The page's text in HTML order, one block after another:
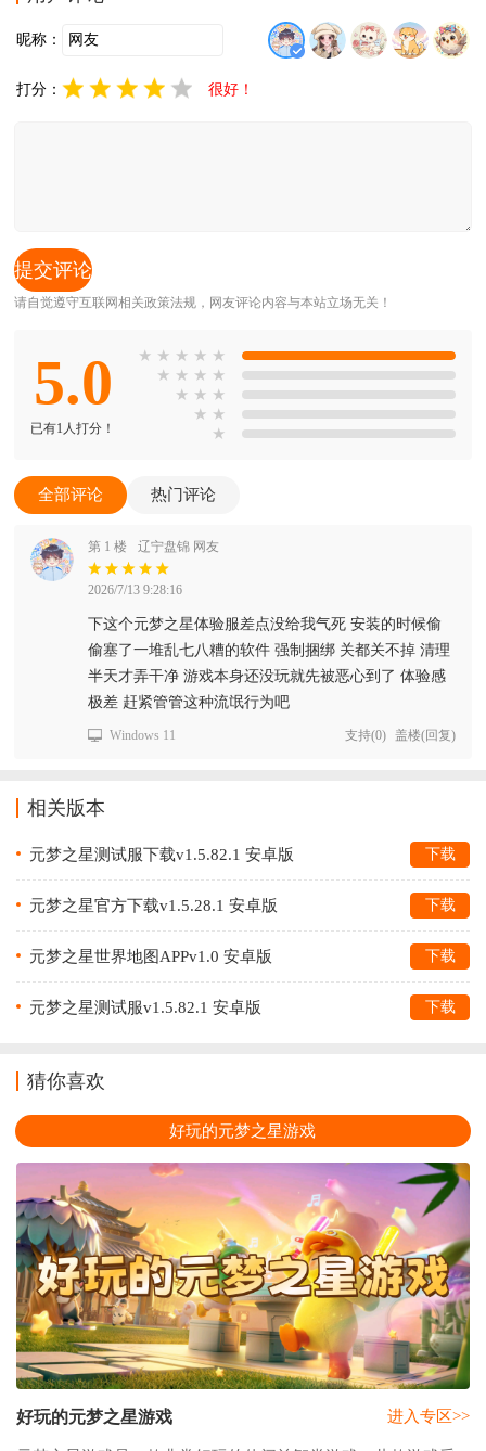
昵称：
打分： 很好！
请自觉遵守互联网相关政策法规，网友评论内容与本站立场无关！
5.0
已有1人打分！
★ ★ ★ ★ ★
★ ★ ★ ★
★ ★ ★
★ ★
★
全部评论 热门评论
第 1 楼 辽宁盘锦 网友
2026/7/13 9:28:16
下这个元梦之星体验服差点没给我气死 安装的时候偷
偷塞了一堆乱七八糟的软件 强制捆绑 关都关不掉 清理
半天才弄干净 游戏本身还没玩就先被恶心到了 体验感
极差 赶紧管管这种流氓行为吧
Windows 11 支持(0) 盖楼(回复)
相关版本
元梦之星测试服下载v1.5.82.1 安卓版 下载
元梦之星官方下载v1.5.28.1 安卓版 下载
元梦之星世界地图APPv1.0 安卓版 下载
元梦之星测试服v1.5.82.1 安卓版 下载
猜你喜欢
好玩的元梦之星游戏
好玩的元梦之星游戏 进入专区>>